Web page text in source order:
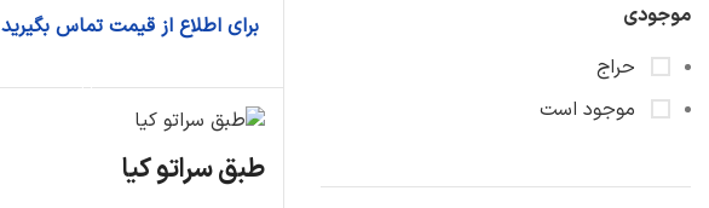
فشنگی روغن
کارتل روغن
اویل پمپ
دیگر قطعات...
موجودی
حراج
موجود است
برای اطلاع از قیمت تماس بگیرید
طبق سراتو کیا